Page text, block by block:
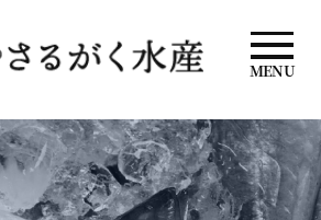
活魚のさるが
く水産
MENU